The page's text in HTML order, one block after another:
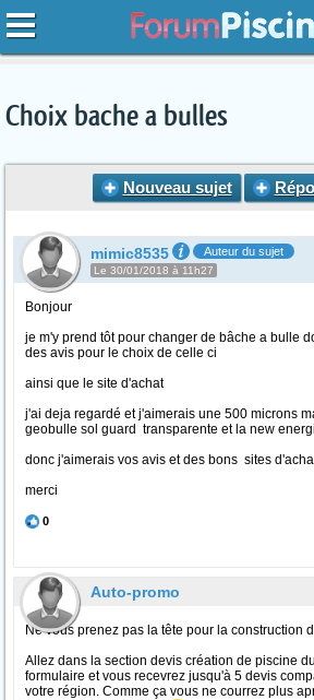
Choix bache a bulles
Nouveau sujet
mimic8535 Auteur du sujet
Le 30/01/2018 à 11h27
Bonjour
je m'y prend tôt pour changer de bâche a bulle
des avis pour le choix de celle ci
ainsi que le site d'achat
j'ai deja regardé et j'aimerais une 500 microns
geobulle sol guard transparente et la new
donc j'aimerais vos avis et des bons sites
merci
0
Auto-promo
Ne vous prenez pas la tête pour la construction
Allez dans la section devis création de piscine
formulaire et vous recevrez jusqu'à 5 devis
votre région. Comme ça vous ne courrez plus